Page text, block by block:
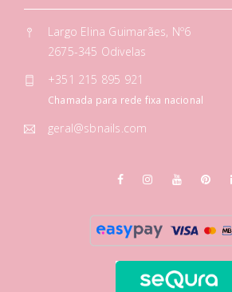
Largo Elina Guimarães, Nº6
2675-345 Odivelas
+351 215 895 921
Chamada para rede fixa nacional
geral@sbnails.com